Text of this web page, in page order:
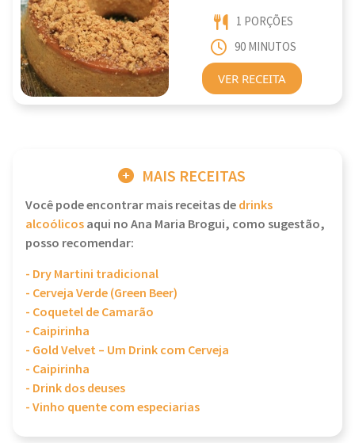
1 PORÇÕES
90 MINUTOS
VER RECEITA
MAIS RECEITAS
Você pode encontrar mais receitas dedrinks
alcoólicosaqui no Ana Maria Brogui, como sugestão,
posso recomendar:
- Dry Martini tradicional
- Cerveja Verde (Green Beer)
- Coquetel de Camarão
- Caipirinha
- Gold Velvet – Um Drink com Cerveja
- Caipirinha
- Drink dos deuses
- Vinho quente com especiarias